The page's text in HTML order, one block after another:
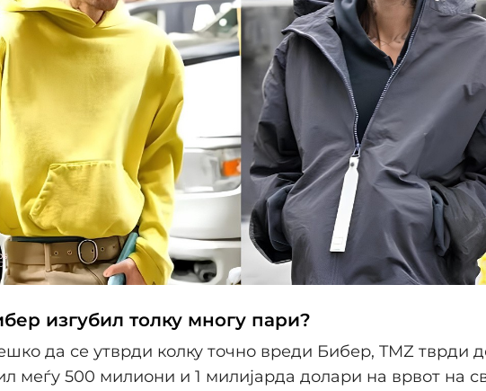
изгубил толку многу пари?
да се утврди колку точно вреди Бибер, TMZ тврди
меѓу 500 милиони и 1 милијарда долари на врвот на